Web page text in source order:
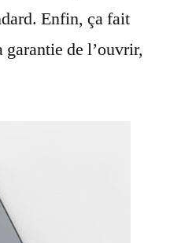
Enfin, ça fait
de l’ouvrir,